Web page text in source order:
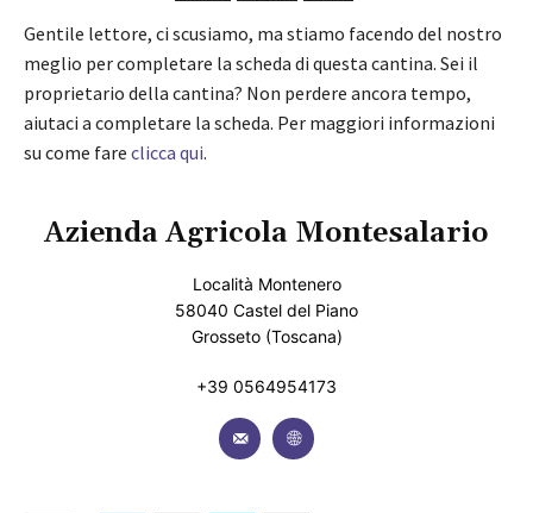
Gentile lettore, ci scusiamo, ma stiamo facendo del nostro
meglio per completare la scheda di questa cantina. Sei il
proprietario della cantina? Non perdere ancora tempo,
aiutaci a completare la scheda. Per maggiori informazioni
su come fare clicca qui.
Azienda Agricola Montesalario
Località Montenero
58040 Castel del Piano
Grosseto (Toscana)
+39 0564954173